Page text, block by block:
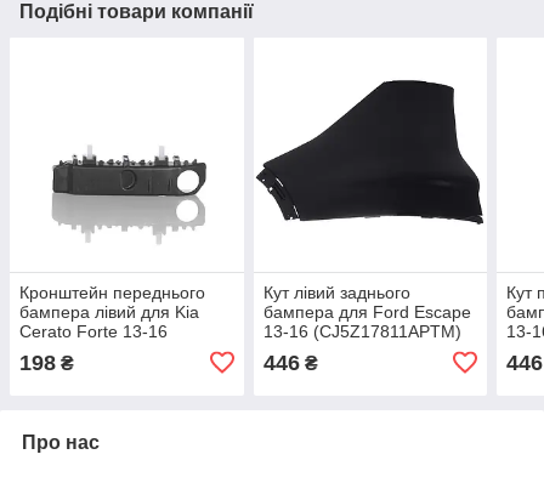
Подібні товари компанії
Кронштейн переднього
бампера лівий для Kia
Cerato Forte 13-16
198 ₴
Кут лівий заднього
бампера для Ford Escape
13-16 (CJ5Z17811APTM)
446₴
Кут
13-
446
Про нас